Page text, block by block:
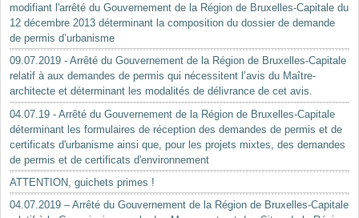
modifiant l'arrêté du Gouvernement de la Région de Bruxelles-Capitale du
12 décembre 2013 déterminant la composition du dossier de demande
de permis d’urbanisme
09.07.2019 - Arrêté du Gouvernement de la Région de Bruxelles-Capitale
relatif à aux demandes de permis qui nécessitent l’avis du Maître-
architecte et déterminant les modalités de délivrance de cet avis.
04.07.19 - Arrêté du Gouvernement de la Région de Bruxelles-Capitale
déterminant les formulaires de réception des demandes de permis et de
certificats d'urbanisme ainsi que, pour les projets mixtes, des demandes
de permis et de certificats d'environnement
ATTENTION, guichets primes !
04.07.2019 – Arrêté du Gouvernement de la Région de Bruxelles-Capitale